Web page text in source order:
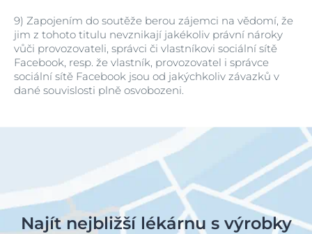
9) Zapojením do soutěže berou zájemci na vědomí, že
jim z tohoto titulu nevznikají jakékoliv právní nároky
vůči provozovateli, správci či vlastníkovi sociální sítě
Facebook, resp. že vlastník, provozovatel i správce
sociální sítě Facebook jsou od jakýchkoliv závazků v
dané souvislosti plně osvobozeni.
Najít nejbližší lékárnu s výrobky